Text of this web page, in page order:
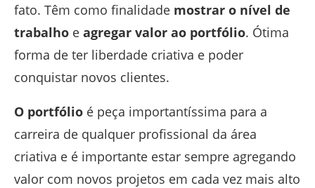
fato. Têm como finalidade mostrar o nível de
trabalho e agregar valor ao portfólio. Ótima
forma de ter liberdade criativa e poder
conquistar novos clientes.
O portfólio é peça importantíssima para a
carreira de qualquer profissional da área
criativa e é importante estar sempre agregando
valor com novos projetos em cada vez mais alto